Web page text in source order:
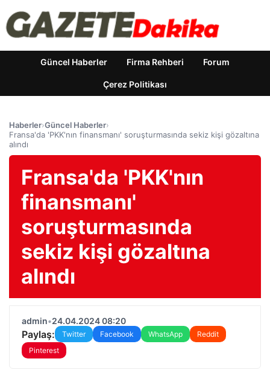
Güncel Haberler Firma Rehberi Forum
Çerez Politikası
Haberler›Güncel Haberler›
Fransa'da 'PKK'nın finansmanı' soruşturmasında sekiz kişi gözaltına
alındı
Fransa'da 'PKK'nın
finansmanı'
soruşturmasında
sekiz kişi gözaltına
alındı
admin•24.04.2024 08:20
Paylaş: Twitter Facebook WhatsApp
Reddit
Pinterest